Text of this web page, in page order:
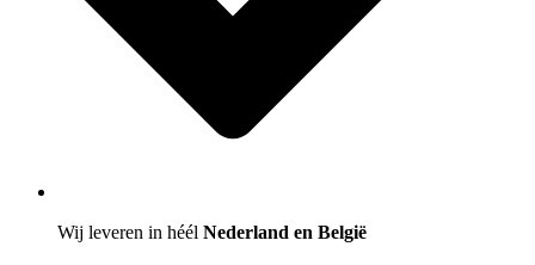
Wij leveren in héél Nederland en België